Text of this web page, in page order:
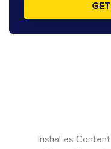
Inshal es